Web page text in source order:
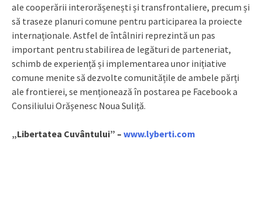
ale cooperării interorășenești și transfrontaliere, precum și
să traseze planuri comune pentru participarea la proiecte
internaționale. Astfel de întâlniri reprezintă un pas
important pentru stabilirea de legături de parteneriat,
schimb de experiență și implementarea unor inițiative
comune menite să dezvolte comunitățile de ambele părți
ale frontierei, se menționează în postarea pe Facebook a
Consiliului Orășenesc Noua Suliță.
„Libertatea Cuvântului” – www.lyberti.com